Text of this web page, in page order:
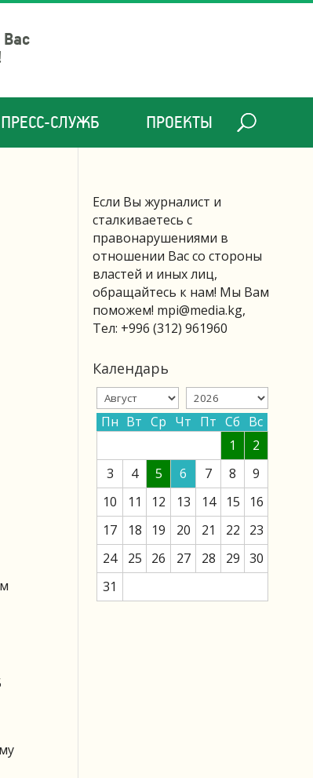
СЛУЖБ ПРОЕКТЫ
Если Вы журналист и
сталкиваетесь с
правонарушениями в
отношении Вас со стороны
властей и иных лиц,
обращайтесь к нам! Мы Вам
поможем! mpi@media.kg,
Тел: +996 (312) 961960
Календарь
Пн Вт Ср Чт Пт Сб Вс
1
2
3
4 5 6 7 8
9
10
11 12 13 14 15
16
17
18 19 20 21 22
23
24
25 26 27 28 29 30
31